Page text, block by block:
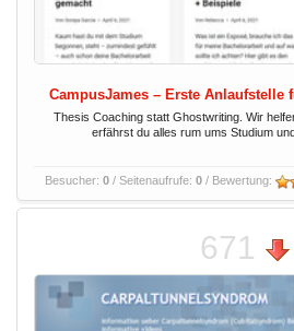
CampusJames – Erste Anlaufstelle
Thesis Coaching statt Ghostwriting. Wir
erfährst du alles rum ums Studium
Besucher: 0/ Seitenaufrufe: 0/ Bewertung:
671